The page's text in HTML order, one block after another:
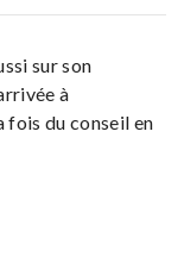
sur son
à
fois du conseil en